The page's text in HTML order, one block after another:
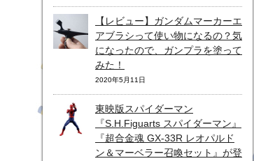
【レビュー】ガンダムマーカーエ
アブラシって使い物になるの？気
になったので、ガンプラを塗って
みた！
2020年5月11日
東映版スパイダーマン
『S.H.Figuarts スパイダーマン』
『超合金魂 GX-33R レオパルド
ン＆マーベラー召喚セット』が登